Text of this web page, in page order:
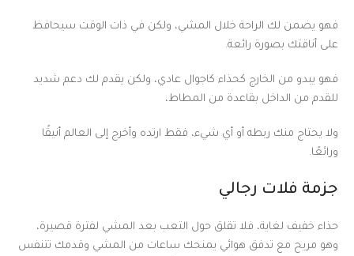
فهو يضمن لك الراحة خلال المشي، ولكن في ذات الوقت سيحافظ
على أناقتك بصورة رائعة.
فهو يبدو من الخارج كحذاء كاجوال عادي، ولكن يقدم لك دعم شديد
للقدم من الداخل بقاعدة من المطاط،
ولا يحتاج منك ربطه أو أي شيء، فقط ارتده وأخرج إلى العالم أنيقًا
ورائعًا.
جزمة فلات رجالي
حذاء خفيف لغاية، فلا تقلق حول التعب بعد المشي لفترة قصيرة،
وهو مريح مع تدفق هوائي يمنحك ساعات من المشي وقدمك تتنفس